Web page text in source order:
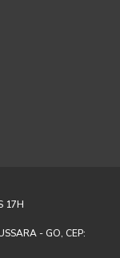
17H
- GO, CEP: